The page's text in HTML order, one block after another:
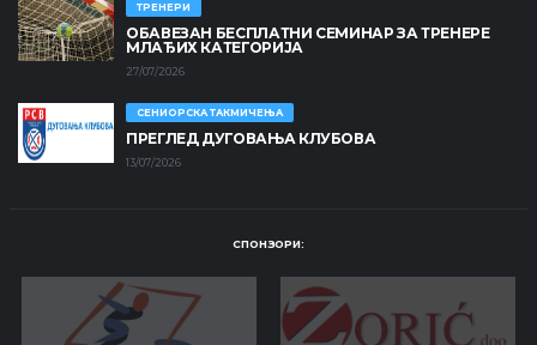
ТРЕНЕРИ
ОБАВЕЗАН БЕСПЛАТНИ СЕМИНАР ЗА ТРЕНЕРЕ
МЛАЂИХ КАТЕГОРИЈА
27/07/2026
СЕНИОРСКА ТАКМИЧЕЊА
ПРЕГЛЕД ДУГОВАЊА КЛУБОВА
13/07/2026
СПОНЗОРИ: